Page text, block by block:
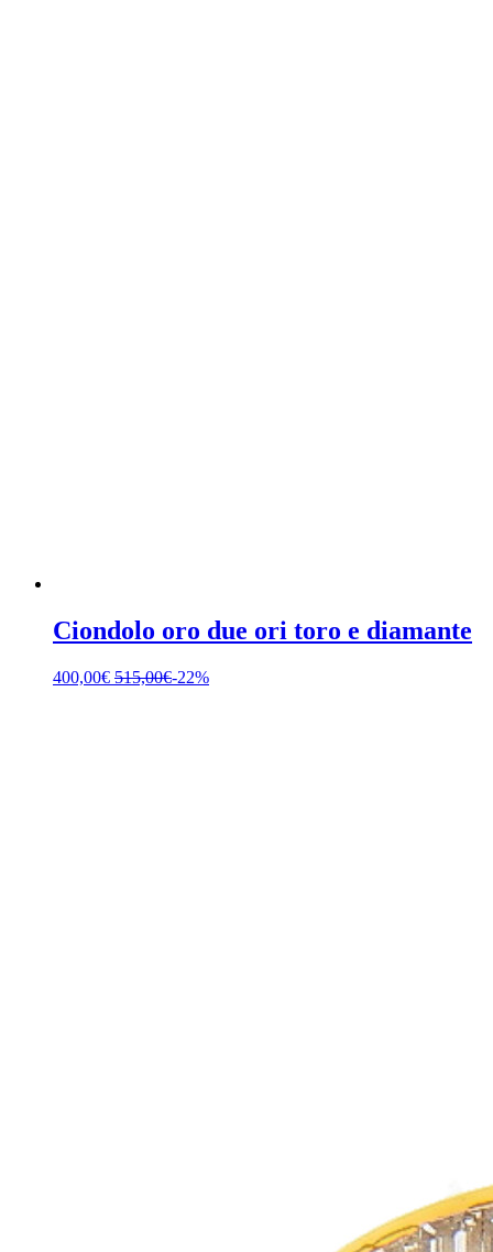
Ciondolo oro due ori toro e diamante
400,00€ 515,00€-22%